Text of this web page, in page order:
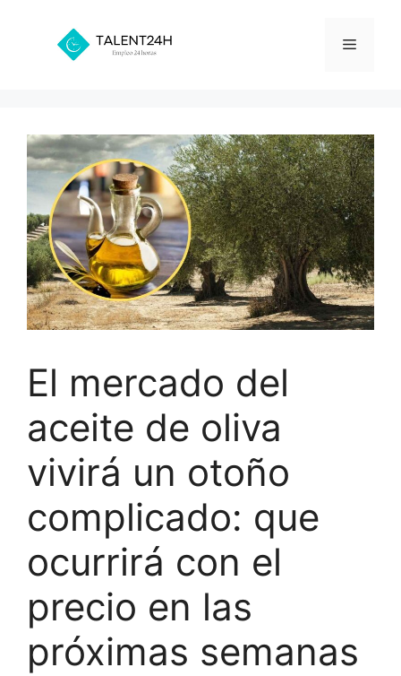
contenido
Menú
El mercado del
aceite de oliva
vivirá un otoño
complicado: que
ocurrirá con el
precio en las
próximas semanas